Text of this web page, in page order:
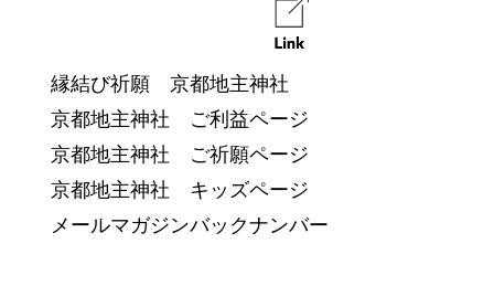
縁結び祈願 京都地主神社
京都地主神社 ご利益ページ
京都地主神社 ご祈願ページ
京都地主神社 キッズページ
メールマガジンバックナンバー